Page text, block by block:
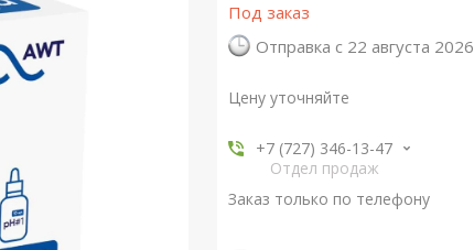
Под заказ
Отправка с 22 августа 2026
Цену уточняйте
+7 (727) 346-13-47
Отдел продаж
Заказ только по телефону